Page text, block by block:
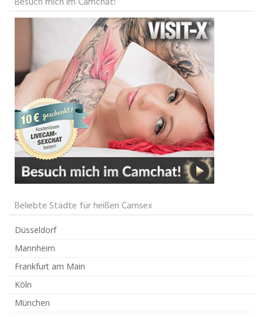
Beliebte Städte für heißen Camsex
Düsseldorf
Mannheim
Frankfurt am Main
Köln
München